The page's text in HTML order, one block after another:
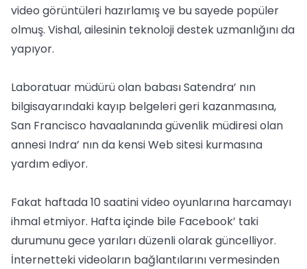
video görüntüleri hazırlamış ve bu sayede popüler
olmuş. Vishal, ailesinin teknoloji destek uzmanlığını da
yapıyor.
Laboratuar müdürü olan babası Satendra’ nın
bilgisayarındaki kayıp belgeleri geri kazanmasına,
San Francisco havaalanında güvenlik müdiresi olan
annesi Indra’ nın da kensi Web sitesi kurmasına
yardım ediyor.
Fakat haftada 10 saatini video oyunlarına harcamayı
ihmal etmiyor. Hafta içinde bile Facebook’ taki
durumunu gece yarıları düzenli olarak güncelliyor.
İnternetteki videoların bağlantılarını vermesinden